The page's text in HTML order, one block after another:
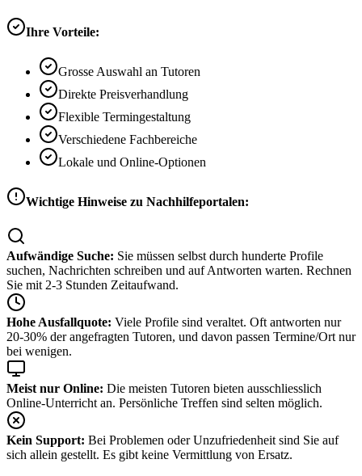
Ihre Vorteile:
Grosse Auswahl an Tutoren
Direkte Preisverhandlung
Flexible Termingestaltung
Verschiedene Fachbereiche
Lokale und Online-Optionen
Wichtige Hinweise zu Nachhilfeportalen:
Aufwändige Suche: Sie müssen selbst durch hunderte Profile
suchen, Nachrichten schreiben und auf Antworten warten. Rechnen
Sie mit 2-3 Stunden Zeitaufwand.
Hohe Ausfallquote: Viele Profile sind veraltet. Oft antworten nur
20-30% der angefragten Tutoren, und davon passen Termine/Ort nur
bei wenigen.
Meist nur Online: Die meisten Tutoren bieten ausschliesslich
Online-Unterricht an. Persönliche Treffen sind selten möglich.
Kein Support: Bei Problemen oder Unzufriedenheit sind Sie auf
sich allein gestellt. Es gibt keine Vermittlung von Ersatz.